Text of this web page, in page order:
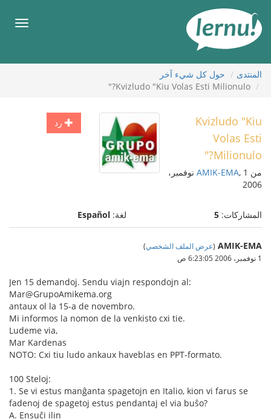
المحتويات
قائمة
المنتدى
حول كل شيء آخر
Kvizludo "Kiu Volas Esti Milionulo?"
رد
Kvizludo "Kiu
Volas Esti
Milionulo?"
من AMIK-EMA , 1 نوفمبر،
2006
المشاركات: 5 لغة: Español
AMIK-EMA
(عرض الملف الشخصي)
1 نوفمبر، 2006 6:23:05 ص
Jen 15 demandoj. Sendu viajn respondojn al:
Mar@GrupoAmikema.org
antaux ol la 15-a de novembro.
Mi informos la nomon de la venkisto cxi tie.
Ludeme via,
Mar Kardenas
NOTO: Cxi tiu ludo ankaux haveblas en PPT-formato.
100 Steloj:
1. Se vi estus manĝanta spagetojn en Italio, kion vi farus se
fadenoj de spagetoj estus pendantaj el via buŝo?
A. Ensuĉi ilin